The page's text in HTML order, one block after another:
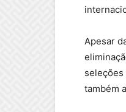
Apesar
seleções
também